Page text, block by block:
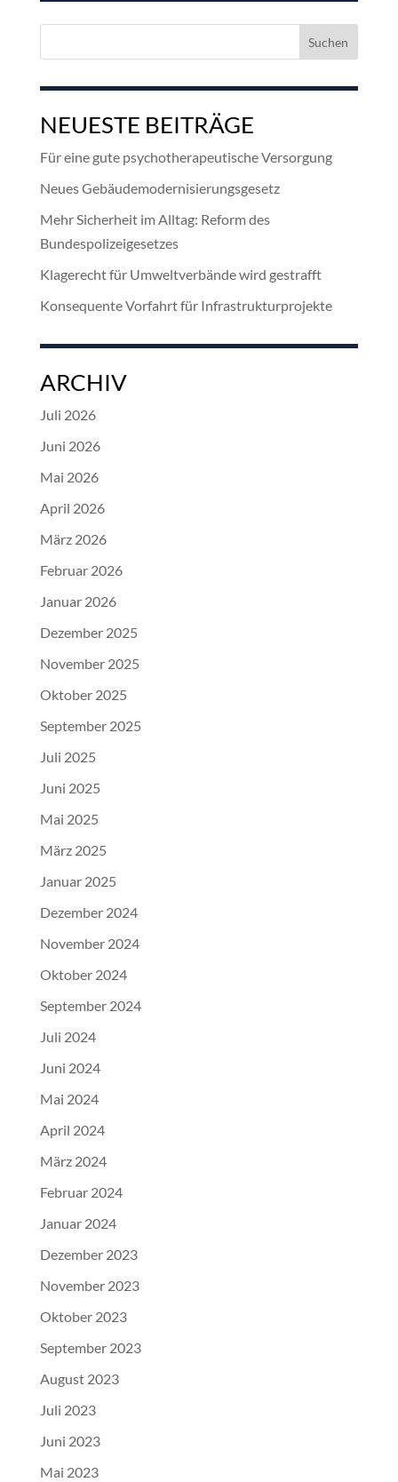
NEUESTE BEITRÄGE
Für eine gute psychotherapeutische Versorgung
Neues Gebäudemodernisierungsgesetz
Mehr Sicherheit im Alltag: Reform des
Bundespolizeigesetzes
Klagerecht für Umweltverbände wird gestrafft
Konsequente Vorfahrt für Infrastrukturprojekte
ARCHIV
Juli 2026
Juni 2026
Mai 2026
April 2026
März 2026
Februar 2026
Januar 2026
Dezember 2025
November 2025
Oktober 2025
September 2025
Juli 2025
Juni 2025
Mai 2025
März 2025
Januar 2025
Dezember 2024
November 2024
Oktober 2024
September 2024
Juli 2024
Juni 2024
Mai 2024
April 2024
März 2024
Februar 2024
Januar 2024
Dezember 2023
November 2023
Oktober 2023
September 2023
August 2023
Juli 2023
Juni 2023
Mai 2023